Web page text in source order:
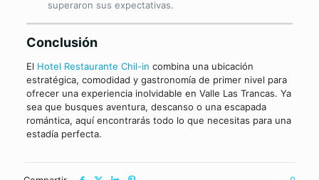
superaron sus expectativas.
Conclusión
El Hotel Restaurante Chil-in combina una ubicación
estratégica, comodidad y gastronomía de primer nivel para
ofrecer una experiencia inolvidable en Valle Las Trancas. Ya
sea que busques aventura, descanso o una escapada
romántica, aquí encontrarás todo lo que necesitas para una
estadía perfecta.